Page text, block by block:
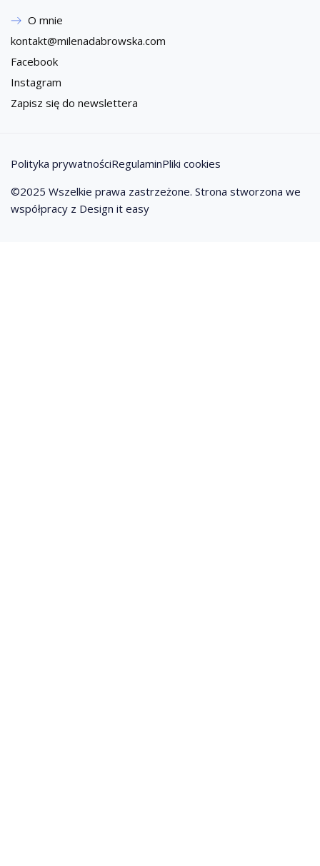
O mnie
kontakt@milenadabrowska.com
Facebook
Instagram
Zapisz się do newslettera
Polityka prywatnościRegulaminPliki cookies
©2025 Wszelkie prawa zastrzeżone. Strona stworzona we
współpracy z Design it easy